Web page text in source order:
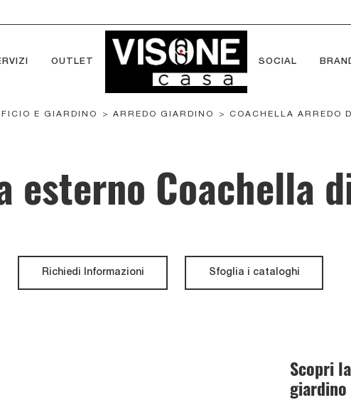
OUTLET SOCIAL
E GIARDINO > ARREDO GIARDINO > COACHELLA ARREDO
esterno Coachella
Richiedi Informazioni Sfoglia i cataloghi
Scopri